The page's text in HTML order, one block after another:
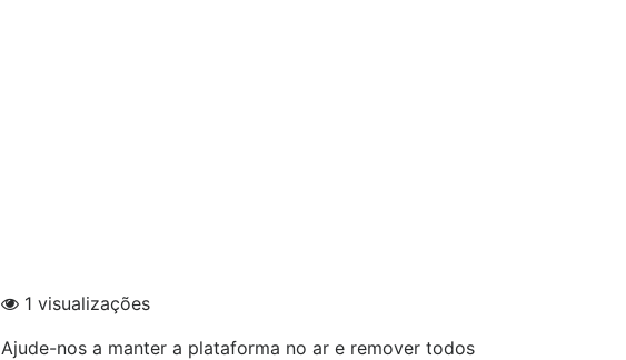
1 visualizações
Ajude-nos a manter a plataforma no ar e remover todos